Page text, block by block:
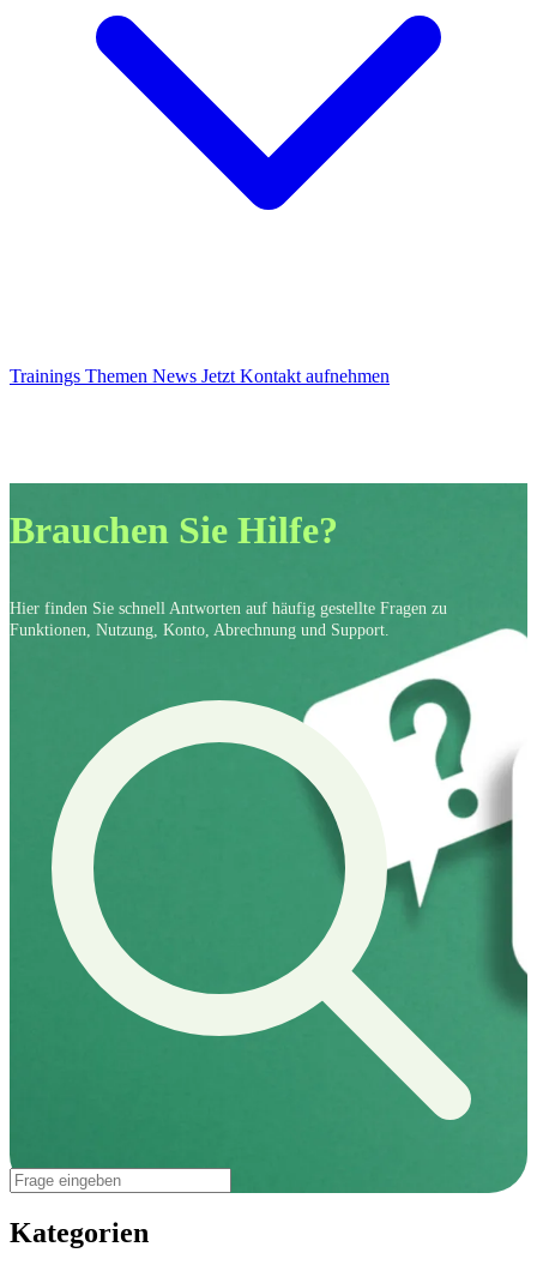
Trainings Themen News Jetzt Kontakt aufnehmen
Brauchen Sie Hilfe?
Hier finden Sie schnell Antworten auf häufig gestellte Fragen zu
Funktionen, Nutzung, Konto, Abrechnung und Support.
Kategorien